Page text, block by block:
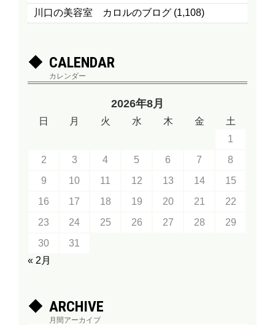
川口の美容室 カロルのブログ (1,108)
CALENDAR
カレンダー
2026年8月
日 月 火 水 木 金
土
1
2
3 4 5 6 7
8
9
10 11 12 13 14
15
16
17 18 19 20 21
22
23
24 25 26 27 28
29
30
31
« 2月
ARCHIVE
月間アーカイブ